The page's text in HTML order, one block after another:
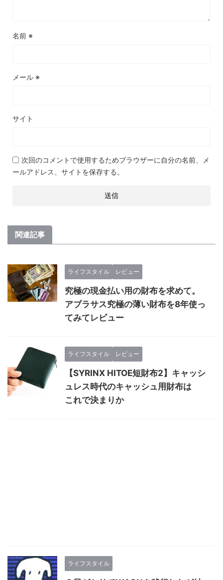
名前 ※
メール ※
サイト
次回のコメントで使用するためブラウザーに自分の名前、メ
ールアドレス、サイトを保存する。
関連記事
ライフスタイル レビュー
究極の現金払い用の財布を求めて。
アブラサス究極の薄い財布を8年使っ
てみてレビュー
ライフスタイル レビュー
【SYRINX HITOE短財布2】キャッシ
ュレス時代のキャッシュ 用財布は
これで決まりか
ライフスタイル